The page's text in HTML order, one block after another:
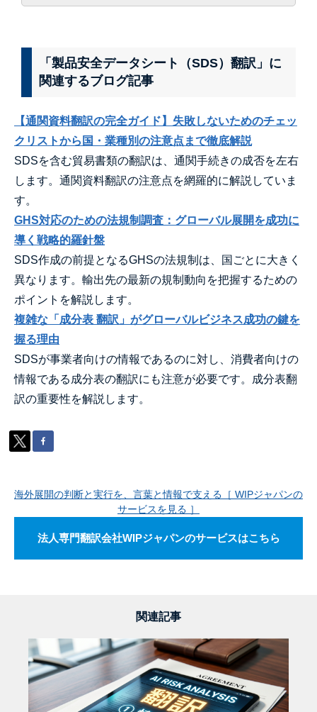
「製品安全データシート（SDS）翻訳」に
関連するブログ記事
【通関資料翻訳の完全ガイド】失敗しないためのチェッ
クリストから国・業種別の注意点まで徹底解説
SDSを含む貿易書類の翻訳は、通関手続きの成否を左右
します。通関資料翻訳の注意点を網羅的に解説していま
す。
GHS対応のための法規制調査：グローバル展開を成功に
導く戦略的羅針盤
SDS作成の前提となるGHSの法規制は、国ごとに大きく
異なります。輸出先の最新の規制動向を把握するための
ポイントを解説します。
複雑な「成分表 翻訳」がグローバルビジネス成功の鍵を
握る理由
SDSが事業者向けの情報であるのに対し、消費者向けの
情報である成分表の翻訳にも注意が必要です。成分表翻
訳の重要性を解説します。
海外展開の判断と実行を、言葉と情報で支える［ WIPジャパンの
サービスを見る ］
法人専門翻訳会社WIPジャパンのサービスはこちら
関連記事